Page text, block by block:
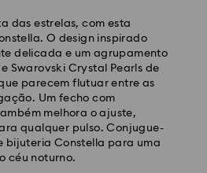
das estrelas, com esta
O design inspirado
delicada e um agrupamento
Swarovski Crystal Pearls de
parecem flutuar entre as
Um fecho com
melhora o ajuste,
qualquer pulso. Conjugue-
bijuteria Constella para uma
céu noturno.
4-5 dias úteis após
(7-10 dias para Madeira e
EUR 6,50
encomendas superiores a: